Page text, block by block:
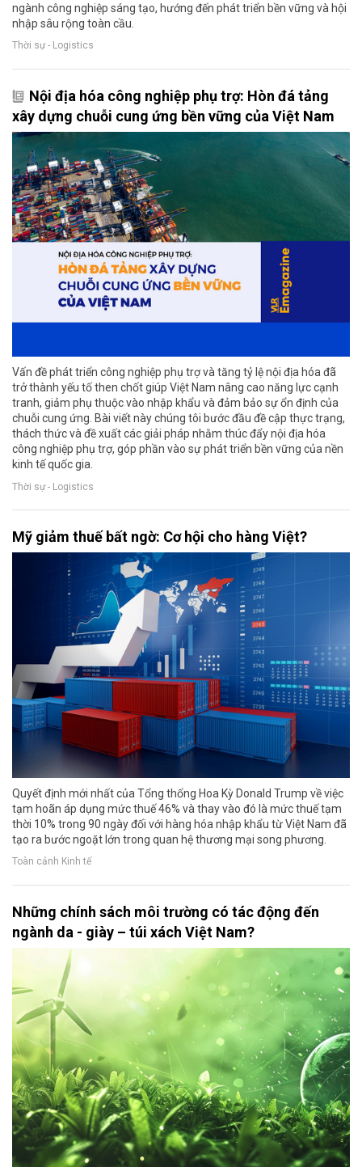
ngành công nghiệp sáng tạo, hướng đến phát triển bền vững và hội
nhập sâu rộng toàn cầu.
Thời sự - Logistics
Nội địa hóa công nghiệp phụ trợ: Hòn đá tảng
xây dựng chuỗi cung ứng bền vững của Việt Nam
Vấn đề phát triển công nghiệp phụ trợ và tăng tỷ lệ nội địa hóa đã
trở thành yếu tố then chốt giúp Việt Nam nâng cao năng lực cạnh
tranh, giảm phụ thuộc vào nhập khẩu và đảm bảo sự ổn định của
chuỗi cung ứng. Bài viết này chúng tôi bước đầu đề cập thực trạng,
thách thức và đề xuất các giải pháp nhằm thúc đẩy nội địa hóa
công nghiệp phụ trợ, góp phần vào sự phát triển bền vững của nền
kinh tế quốc gia.
Thời sự - Logistics
Mỹ giảm thuế bất ngờ: Cơ hội cho hàng Việt?
Quyết định mới nhất của Tổng thống Hoa Kỳ Donald Trump về việc
tạm hoãn áp dụng mức thuế 46% và thay vào đó là mức thuế tạm
thời 10% trong 90 ngày đối với hàng hóa nhập khẩu từ Việt Nam đã
tạo ra bước ngoặt lớn trong quan hệ thương mại song phương.
Toàn cảnh Kinh tế
Những chính sách môi trường có tác động đến
ngành da - giày – túi xách Việt Nam?